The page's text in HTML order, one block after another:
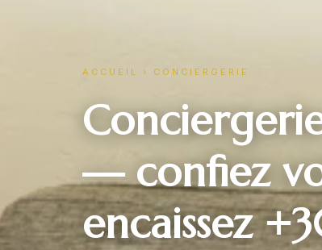
ACCUEIL › CONCIERGERIE
— confiez
encaissez